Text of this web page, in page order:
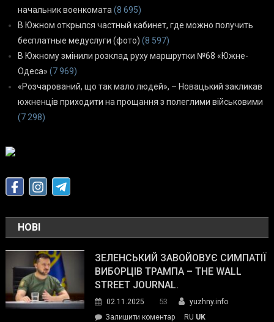
начальник военкомата (8 695)
В Южном открылся частный кабинет, где можно получить
бесплатные медуслуги (фото) (8 597)
В Южному змінили розклад руху маршрутки №68 «Южне-
Одеса» (7 969)
«Розчарований, що так мало людей», – Новацький закликав
южненців приходити на прощання з полеглими військовими
(7 298)
НОВІ
ЗЕЛЕНСЬКИЙ ЗАВОЙОВУЄ СИМПАТІЇ
ВИБОРЦІВ ТРАМПА – THE WALL
STREET JOURNAL.
02.11.2025 53
yuzhny.info
Залишити коментарon
RU UK